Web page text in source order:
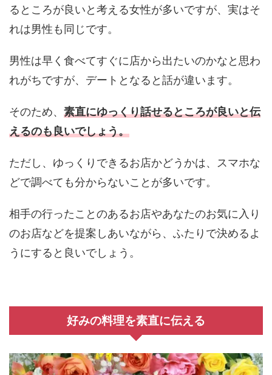
るところが良いと考える女性が多いですが、実はそ
れは男性も同じです。
男性は早く食べてすぐに店から出たいのかなと思わ
れがちですが、デートとなると話が違います。
そのため、 素直にゆっくり話せるところが良いと伝
えるのも良いでしょう。
ただし、ゆっくりできるお店かどうかは、スマホな
どで調べても分からないことが多いです。
相手の行ったことのあるお店やあなたのお気に入り
のお店などを提案しあいながら、ふたりで決めるよ
うにすると良いでしょう。
好みの料理を素直に伝える